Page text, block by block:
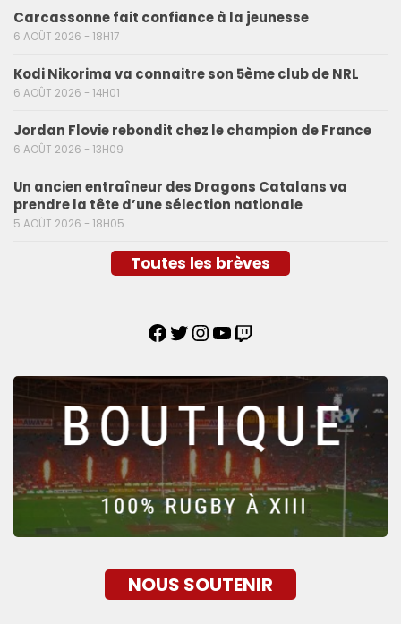
Carcassonne fait confiance à la jeunesse
6 AOÛT 2026 - 18H17
Kodi Nikorima va connaitre son 5ème club de NRL
6 AOÛT 2026 - 14H01
Jordan Flovie rebondit chez le champion de France
6 AOÛT 2026 - 13H09
Un ancien entraîneur des Dragons Catalans va
prendre la tête d’une sélection nationale
5 AOÛT 2026 - 18H05
Toutes les brèves
NOUS SOUTENIR